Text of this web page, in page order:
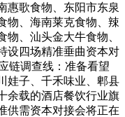
惠歌食物、东阳市东泉
物、海南莱克食物、辣
、汕头金大牛食物、
设四场精准垂曲资本对
链调查线：准备看望
娃子、千禾味业、郫县
余载的酒店餐饮行业旗
供需资本对接会将正在